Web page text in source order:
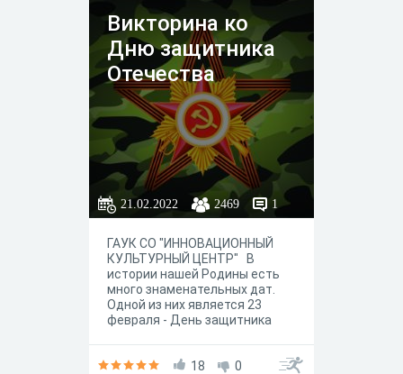
Викторина ко
Дню защитника
Отечества
21.02.2022 2469 1
ГАУК СО "ИННОВАЦИОННЫЙ
КУЛЬТУРНЫЙ ЦЕНТР" В
истории нашей Родины есть
много знаменательных дат.
Одной из них является 23
февраля - День защитника
электронных ресурсов
18 0